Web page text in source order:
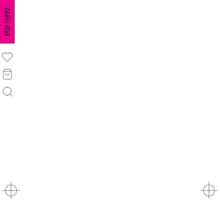
biểu đạt